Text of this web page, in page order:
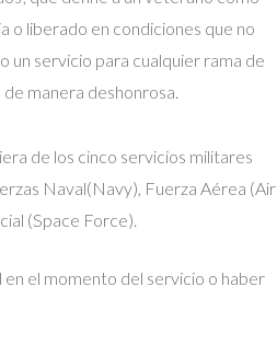
o liberado en condiciones que no
un servicio para cualquier rama de
manera deshonrosa.
de los cinco servicios militares
Naval(Navy), Fuerza Aérea (Air
(Space Force).
el momento del servicio o haber